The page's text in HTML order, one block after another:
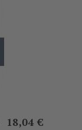
Prezzo
18,04 €